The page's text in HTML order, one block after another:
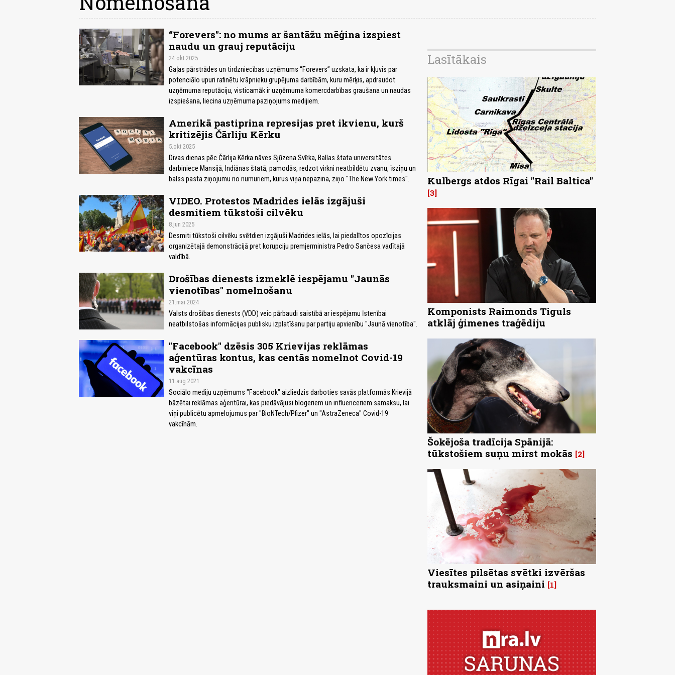
“Forevers": no mums ar šantāžu mēģina izspiest
naudu un grauj reputāciju
24.okt 2025
Gaļas pārstrādes un tirdzniecības uzņēmums “Forevers” uzskata, ka ir kļuvis par
potenciālo upuri rafinētu krāpnieku grupējuma darbībām, kuru mērķis, apdraudot
uzņēmuma reputāciju, visticamāk ir uzņēmuma komercdarbības graušana un naudas
izspiešana, liecina uzņēmuma paziņojums medijiem.
Amerikā pastiprina represijas pret ikvienu, kurš
kritizējis Čārliju Kērku
5.okt 2025
Divas dienas pēc Čārlija Kērka nāves Sjūzena Svīrka, Ballas štata universitātes
darbiniece Mansijā, Indiānas štatā, pamodās, redzot virkni neatbildētu zvanu, īsziņu un
balss pasta ziņojumu no numuriem, kurus viņa nepazina, ziņo "The New York times".
VIDEO. Protestos Madrides ielās izgājuši
desmitiem tūkstoši cilvēku
8.jun 2025
Desmiti tūkstoši cilvēku svētdien izgājuši Madrides ielās, lai piedalītos opozīcijas
organizētajā demonstrācijā pret korupciju premjerministra Pedro Sančesa vadītajā
valdībā.
Drošības dienests izmeklē iespējamu "Jaunās
vienotības" nomelnošanu
21.mai 2024
Valsts drošības dienests (VDD) veic pārbaudi saistībā ar iespējamu īstenībai
neatbilstošas informācijas publisku izplatīšanu par partiju apvienību "Jaunā vienotība".
"Facebook" dzēsis 305 Krievijas reklāmas
aģentūras kontus, kas centās nomelnot Covid-19
vakcīnas
11.aug 2021
Sociālo mediju uzņēmums "Facebook" aizliedzis darboties savās platformās Krievijā
bāzētai reklāmas aģentūrai, kas piedāvājusi blogeriem un influenceriem samaksu, lai
viņi publicētu apmelojumus par "BioNTech/Pfizer" un "AstraZeneca" Covid-19
vakcīnām.
Lasītākais
Kulbergs atdos Rīgai "Rail Baltica"
3
Komponists Raimonds Tiguls
atklāj ģimenes traģēdiju
Šokējoša tradīcija Spānijā:
tūkstošiem suņu mirst mokās 2
Viesītes pilsētas svētki izvēršas
trauksmaini un asiņaini 1